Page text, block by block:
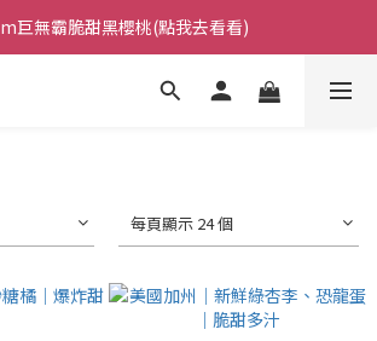
無霸水蜜桃鮮甜多汁!(點我去看看)
巨無霸脆甜黑櫻桃(點我去看看)
灣梨之最｜甘露梨 (點我去看看)
每頁顯示 24 個